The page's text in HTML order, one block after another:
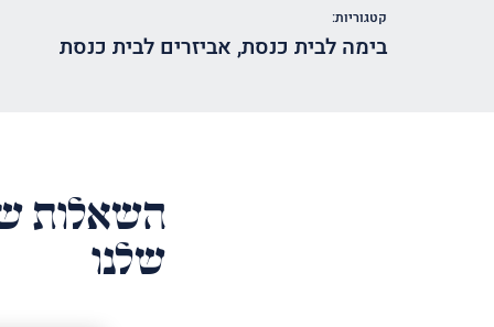
קטגוריות:
בימה לבית כנסת, אביזרים לבית כנסת
השאלות
שלנו